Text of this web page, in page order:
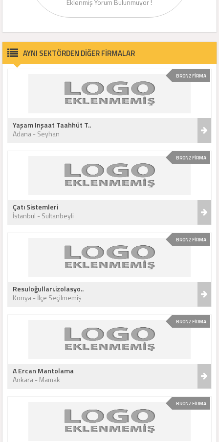
Eklenmiş Yorum Bulunmuyor !
AYNI SEKTÖRDEN DİĞER FİRMALAR
BRONZ FİRMA
Yaşam Inşaat Taahhüt T..
Adana - Seyhan
BRONZ FİRMA
Çatı Sistemleri
İstanbul - Sultanbeyli
BRONZ FİRMA
Resuloğulları.izolasyo..
Konya - İlçe Seçilmemiş
BRONZ FİRMA
A Ercan Mantolama
Ankara - Mamak
BRONZ FİRMA